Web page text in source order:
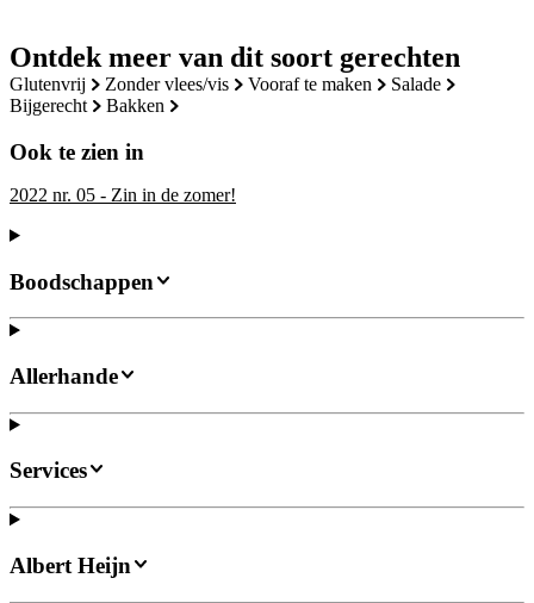
Ontdek meer van dit soort gerechten
glutenvrij zonder vlees/vis vooraf te maken
salade
bijgerecht
bakken
Ook te zien in
2022 nr. 05 - Zin in de zomer!
Boodschappen
Allerhande
Services
Albert Heijn